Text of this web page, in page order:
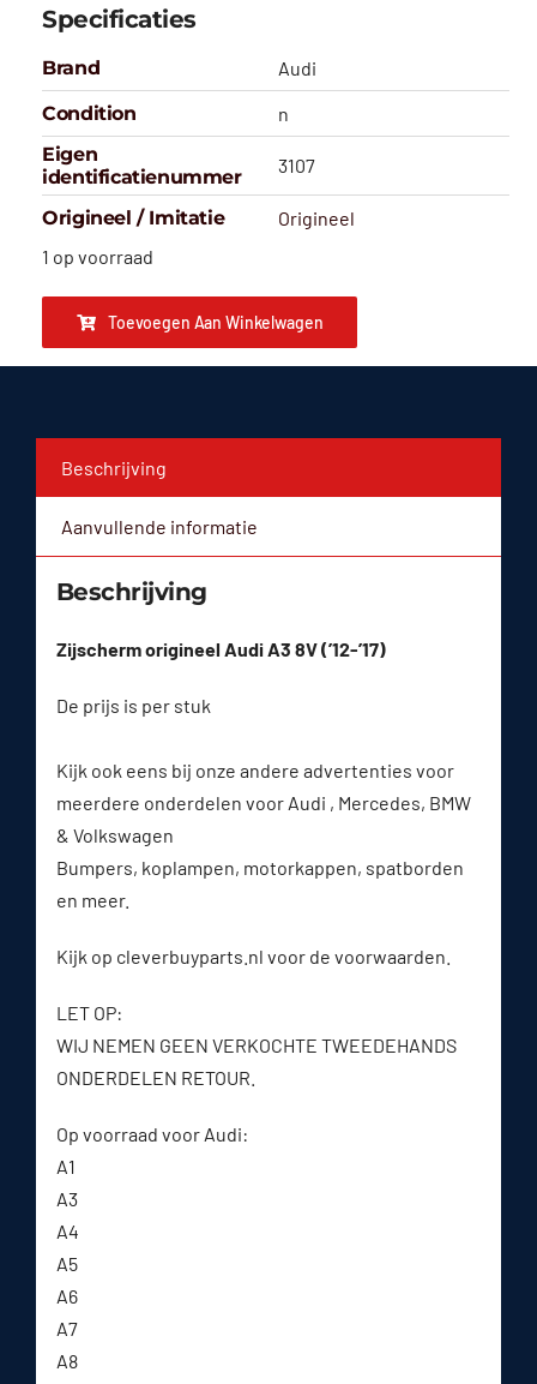
Specificaties
Brand
Audi
Condition
n
Eigen
identificatienummer
3107
Origineel / Imitatie
Origineel
1 op voorraad
Toevoegen Aan Winkelwagen
Beschrijving
Aanvullende informatie
Beschrijving
Zijscherm origineel Audi A3 8V (’12-’17)
De prijs is per stuk
Kijk ook eens bij onze andere advertenties voor
meerdere onderdelen voor Audi , Mercedes, BMW
& Volkswagen
Bumpers, koplampen, motorkappen, spatborden
en meer.
Kijk op cleverbuyparts.nl voor de voorwaarden.
LET OP:
WIJ NEMEN GEEN VERKOCHTE TWEEDEHANDS
ONDERDELEN RETOUR.
Op voorraad voor Audi:
A1
A3
A4
A5
A6
A7
A8